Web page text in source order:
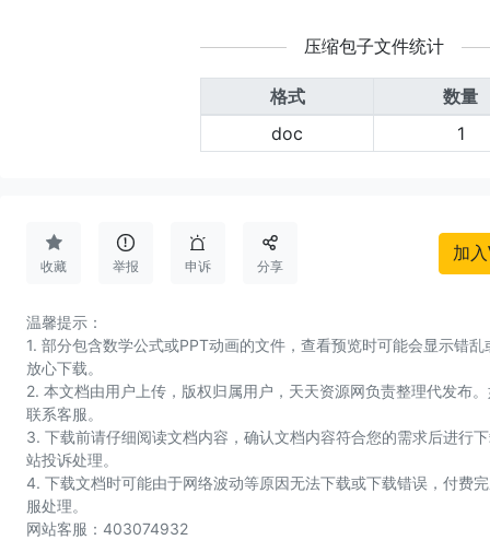
压缩包子文件统计
格式
数量
doc
1

收藏

举报

申诉

分享
加
温馨提示：
1. 部分包含数学公式或PPT动画的文件，查看预览时可能会显示错
放心下载。
2. 本文档由用户上传，版权归属用户，天天资源网负责整理代发布
联系客服。
3. 下载前请仔细阅读文档内容，确认文档内容符合您的需求后进行
站投诉处理。
4. 下载文档时可能由于网络波动等原因无法下载或下载错误，付费
服处理。
网站客服：403074932